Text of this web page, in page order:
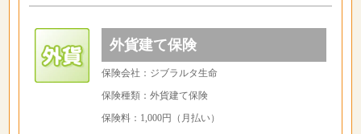
外貨建て保険
保険会社：ジブラルタ生命
保険種類：外貨建て保険
保険料：1,000円（月払い）